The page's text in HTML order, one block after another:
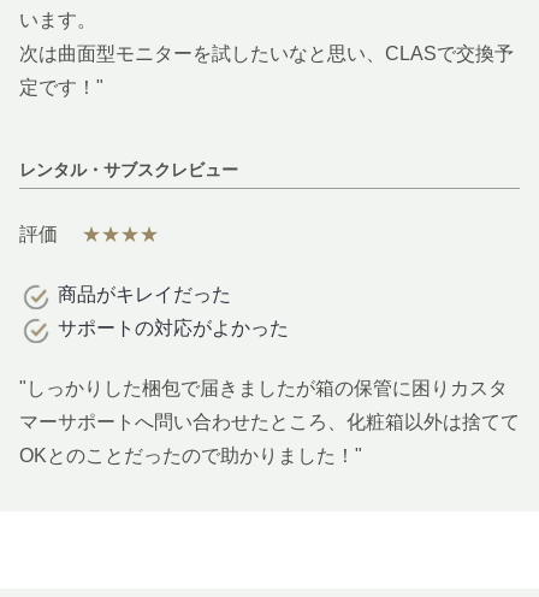
います。
次は曲面型モニターを試したいなと思い、CLASで交換予
定です！"
レンタル・サブスクレビュー
評価 ★★★★
商品がキレイだった
サポートの対応がよかった
"しっかりした梱包で届きましたが箱の保管に困りカスタ
マーサポートへ問い合わせたところ、化粧箱以外は捨てて
OKとのことだったので助かりました！"